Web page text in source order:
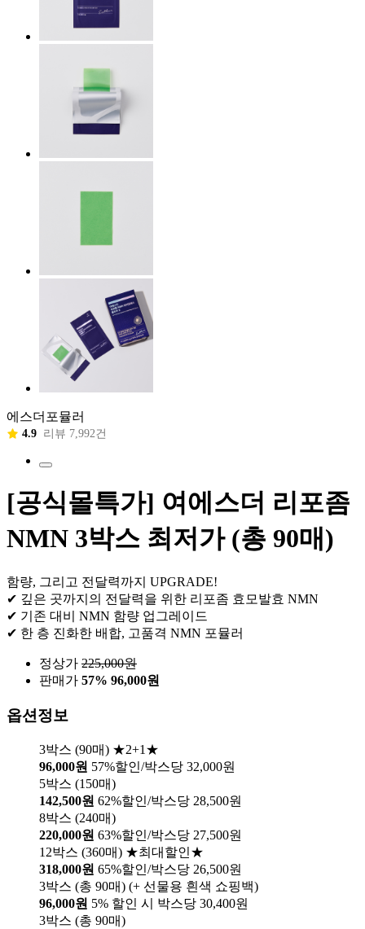
에스더포뮬러
4.9 리뷰 7,992건
[공식몰특가] 여에스더 리포좀
NMN 3박스 최저가 (총 90매)
함량, 그리고 전달력까지 UPGRADE!
✔ 깊은 곳까지의 전달력을 위한 리포좀 효모발효 NMN
✔ 기존 대비 NMN 함량 업그레이드
✔ 한 층 진화한 배합, 고품격 NMN 포뮬러
정상가 225,000원
판매가 57% 96,000원
옵션정보
3박스 (90매) ★2+1★
96,000원 57%할인/박스당 32,000원
5박스 (150매)
142,500원 62%할인/박스당 28,500원
8박스 (240매)
220,000원 63%할인/박스당 27,500원
12박스 (360매) ★최대할인★
318,000원 65%할인/박스당 26,500원
3박스 (총 90매) (+ 선물용 흰색 쇼핑백)
96,000원 5% 할인 시 박스당 30,400원
3박스 (총 90매)